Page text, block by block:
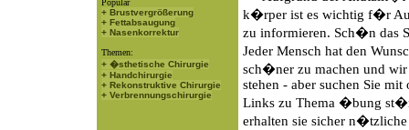
Populär
+ Brustvergrößerung
+ Fettabsaugung
+ Nasenkorrektur
Themen:
+ �sthetische Chirurgie
+ Handchirurgie
+ Rekonstruktive Chirurgie
+ Verbrennungschirurgie
k�rper ist es wichtig f�r
zu informieren. Sch�n das
Jeder Mensch hat den
sch�ner zu machen und
stehen - aber suchen Sie
Links zu Thema �bung
erhalten sie sicher